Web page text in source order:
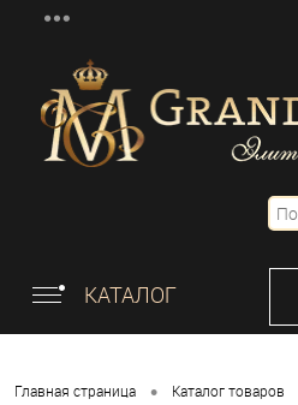
КАТАЛОГ
Главная страница • Каталог товаров